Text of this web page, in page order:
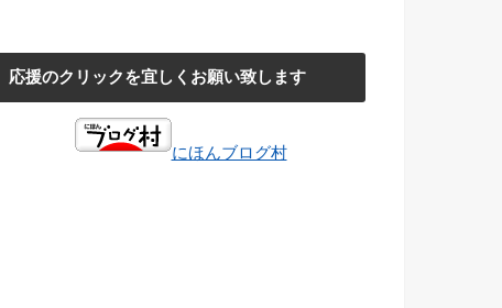
応援のクリックを宜しくお願い致します
にほんブログ村